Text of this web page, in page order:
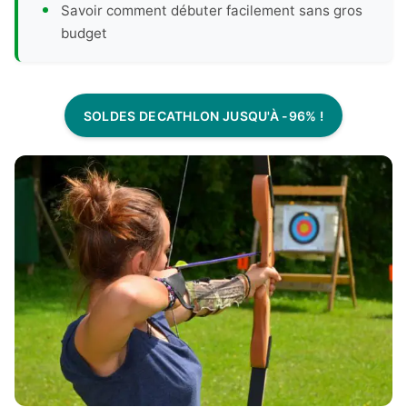
Savoir comment débuter facilement sans gros
budget
SOLDES DECATHLON JUSQU'À -96% !